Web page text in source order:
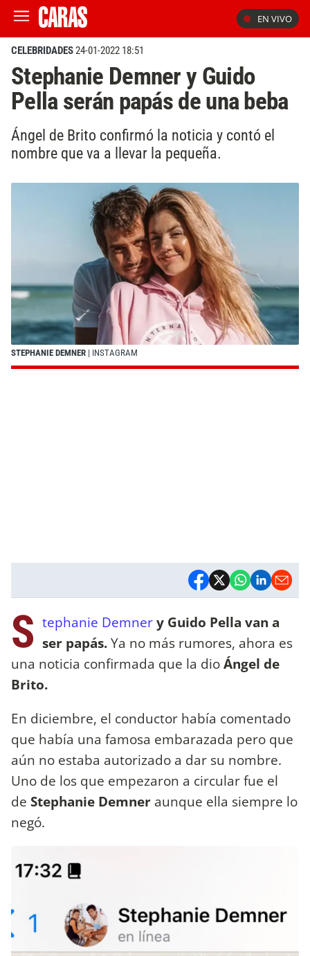
EN VIVO
CELEBRIDADES24-01-2022 18:51
Stephanie Demner y Guido
Pella serán papás de una beba
Ángel de Brito confirmó la noticia y contó el
nombre que va a llevar la pequeña.
STEPHANIE DEMNER | INSTAGRAM
S tephanie Demnery Guido Pella van a
ser papás.Ya no más rumores, ahora es
una noticia confirmada que la dioÁngel de
Brito.
En diciembre, el conductor había comentado
que había una famosa embarazada pero que
aún no estaba autorizado a dar su nombre.
Uno de los que empezaron a circular fue el
de Stephanie Demner aunque ella siempre lo
negó.